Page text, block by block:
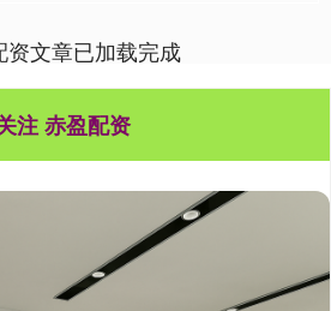
资文章已加载完成
注 赤盈配资